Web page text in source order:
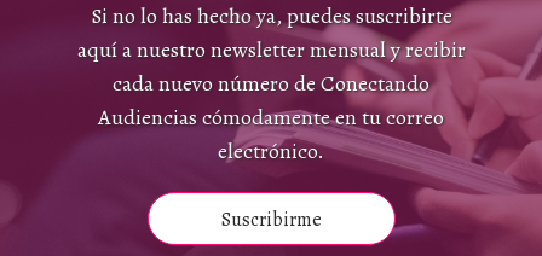
Si no lo has hecho ya, puedes suscribirte
aquí a nuestro newsletter mensual y recibir
cada nuevo número de Conectando
Audiencias cómodamente en tu correo
electrónico.
Suscribirme